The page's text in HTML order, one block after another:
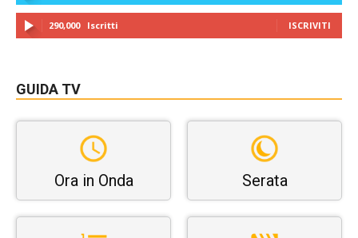
290,000 Iscritti ISCRIVITI
GUIDA TV
Ora in Onda Serata